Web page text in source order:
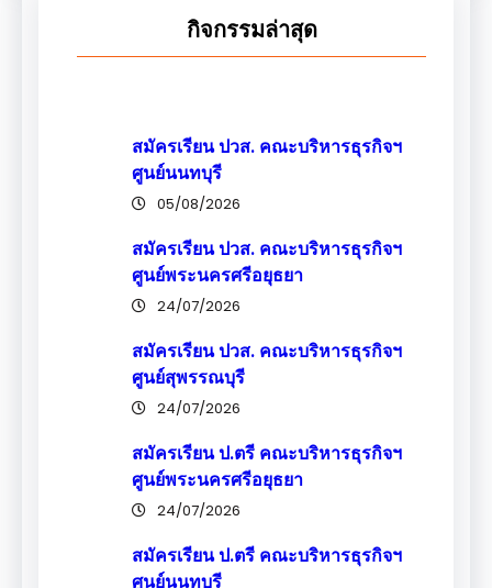
กิจกรรมล่าสุด
สมัครเรียน ปวส. คณะบริหารธุรกิจฯ
ศูนย์นนทบุรี
05/08/2026
สมัครเรียน ปวส. คณะบริหารธุรกิจฯ
ศูนย์พระนครศรีอยุธยา
24/07/2026
สมัครเรียน ปวส. คณะบริหารธุรกิจฯ
ศูนย์สุพรรณบุรี
24/07/2026
สมัครเรียน ป.ตรี คณะบริหารธุรกิจฯ
ศูนย์พระนครศรีอยุธยา
24/07/2026
สมัครเรียน ป.ตรี คณะบริหารธุรกิจฯ
ศูนย์นนทบุรี